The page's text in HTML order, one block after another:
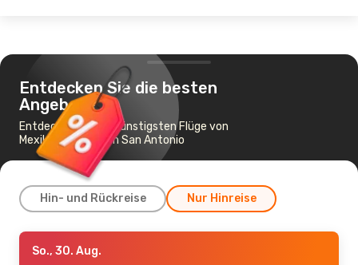
Entdecken Sie die besten
Angebote
Entdecken Sie die günstigsten Flüge von
Mexiko-Stadt nach San Antonio
Hin- und Rückreise Nur Hinreise
Mi., 26. Aug.- Di., 1. Sept.
So., 30. Aug.